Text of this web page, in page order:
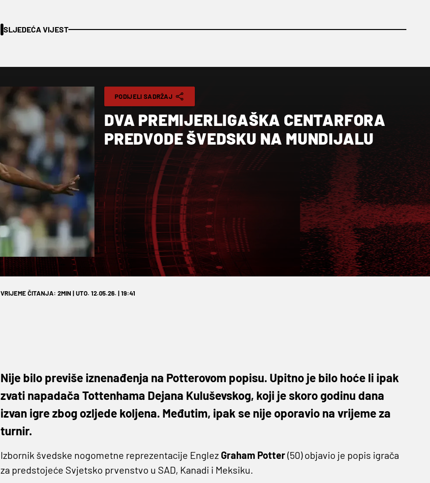
SLJEDEĆA VIJEST
PODIJELI SADRŽAJ
DVA PREMIJERLIGAŠKA CENTARFORA
PREDVODE ŠVEDSKU NA MUNDIJALU
VRIJEME ČITANJA: 2MIN | UTO. 12.05.26. | 19:41
Nije bilo previše iznenađenja na Potterovom popisu. Upitno je bilo hoće li ipak
zvati napadača Tottenhama Dejana Kuluševskog, koji je skoro godinu dana
izvan igre zbog ozljede koljena. Međutim, ipak se nije oporavio na vrijeme za
turnir.
Izbornik švedske nogometne reprezentacije Englez Graham Potter(50) objavio je popis igrača
za predstojeće Svjetsko prvenstvo u SAD, Kanadi i Meksiku.